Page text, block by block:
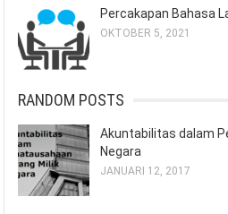
Percakapan Bahasa
OKTOBER 5, 2021
RANDOM POSTS
Akuntabilitas dalam
Negara
JANUARI 12, 2017